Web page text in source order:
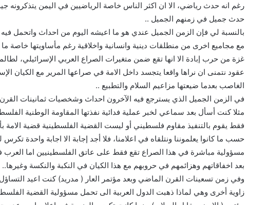
رغم انه حدث رياضي، الا ان اكثر الناس خاصة الرياضيين في اليمن يتذكرونه
حدث جميل في زمنهم الجميل ..
بالنسبة لي فإن الزمن الجميل عندي هو ما اعيشه اليوم من احداث واتحمل
مع مجاميع اخرى من منطلقات دينية وانسانية واخلاقية رغم مأساويتها خاصة
غزة من حرب إبادة الا انها تقع ضمن متغيرات الصراع العربي الإسرائيلي،
عقود نتمنى ان نراها واقعا يتجسد داخل الامة في صراعها المرير مع الكيان
الغاصب بعدما ضيعتها مزاعيم السلام والتطبيع ..
في الزمن الجميل الذي يسترجع فيه الآخرون احداث وشخصيات ثمانينات
مثلا كنت أسأل بعد سماعي لخبر عملية فدائية نفذتها المقاومة الوطنية
فقط يقوم بالتنفيذ مقاوم فلسطيني أو ليست القضية الفلسطينية قضية الامة
حسب ما كانوا يعلموننا ونتلقاه في اعلامنا، فلا أجد إجابة الا اجابة واحدة
مسؤولية مباشرة في هذا الصراع تقع فقط على عاتق الفلسطينيين اما العرب
بعد اخفاقاتهم وهزائمهم في حروبهم مع هذا الكيان في النكبة والنكسة وغيرها..
وفي زمن تسعينات القرن الماضي وبعد مؤتمر العار ( مدريد) كنت اعيد
زاوية أخرى وهي لماذا ذهبت الدول العربية الى تحمل مسؤولية القضية